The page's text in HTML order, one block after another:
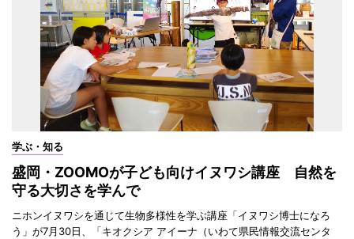
学ぶ・知る
盛岡・ZOOMOが子ども向けイヌワシ講座 自然を
守る大切さを学んで
ニホンイヌワシを通じて生物多様性を学ぶ講座「イヌワシ博士になろ
う」が7月30日、「キオクシア アイーナ（いわて県民情報交流センタ